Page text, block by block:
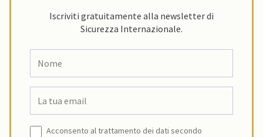
Iscriviti gratuitamente alla newsletter di
Sicurezza Internazionale.
Acconsento al trattamento dei dati secondo